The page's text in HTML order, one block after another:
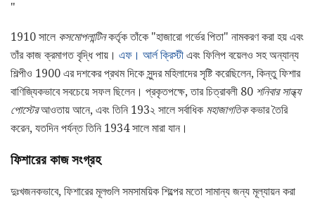
"
1910 সালে কসমোপলান্টিনকর্তৃক তাঁকে "হাজারো গর্ভের পিতা" নামকরণ করা হয় এবং
তাঁর কাজ ক্রমাগত বৃদ্ধি পায়। এফ। আর্ল ক্রিস্টী এবং ফিলিপ বয়েলও সহ অন্যান্য
শিল্পীও 1900 এর দশকের প্রথম দিকে সুন্দর মহিলাদের সৃষ্টি করেছিলেন, কিন্তু ফিশার
বাণিজ্যিকভাবে সবচেয়ে সফল ছিলেন। প্রকৃতপক্ষে, তার চিত্রাবলী 80 শনিবার সান্ধ্য
পোস্টেরআওতায় আনে, এবং তিনি 193২ সালে সর্বাধিক মহাজাগতিককভার তৈরি
করেন, যতদিন পর্যন্ত তিনি 1934 সালে মারা যান।
ফিশারের কাজ সংগ্রহ
দুঃখজনকভাবে, ফিশারের মূলগুলি সমসাময়িক শিল্পের মতো সামান্য জন্য মূল্যায়ন করা